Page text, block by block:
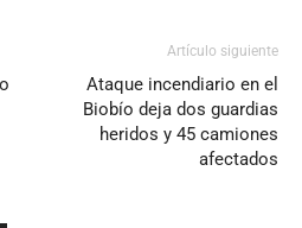
Artículo siguiente
Ataque incendiario en el
Biobío deja dos guardias
heridos y 45 camiones
afectados